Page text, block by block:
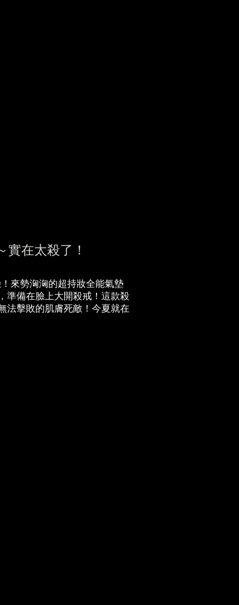
實在太殺了！
來勢洶洶的超持妝全能氣墊
準備在臉上大開殺戒！這款殺
法擊敗的肌膚死敵！今夏就在